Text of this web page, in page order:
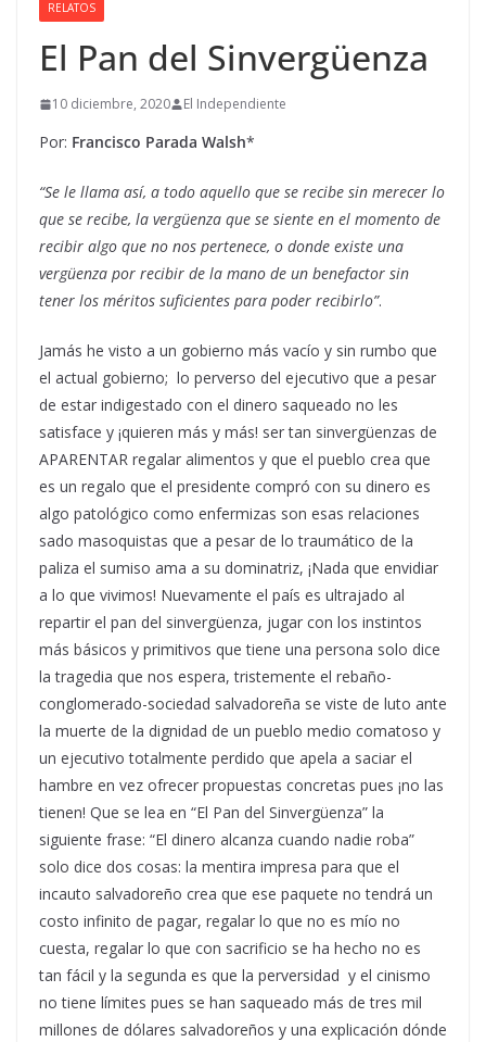
RELATOS
El Pan del Sinvergüenza
10 diciembre, 2020 El Independiente
Por: Francisco Parada Walsh*
“Se le llama así, a todo aquello que se recibe sin merecer lo
que se recibe, la vergüenza que se siente en el momento de
recibir algo que no nos pertenece, o donde existe una
vergüenza por recibir de la mano de un benefactor sin
tener los méritos suficientes para poder recibirlo”.
Jamás he visto a un gobierno más vacío y sin rumbo que
el actual gobierno; lo perverso del ejecutivo que a pesar
de estar indigestado con el dinero saqueado no les
satisface y ¡quieren más y más! ser tan sinvergüenzas de
APARENTAR regalar alimentos y que el pueblo crea que
es un regalo que el presidente compró con su dinero es
algo patológico como enfermizas son esas relaciones
sado masoquistas que a pesar de lo traumático de la
paliza el sumiso ama a su dominatriz, ¡Nada que envidiar
a lo que vivimos! Nuevamente el país es ultrajado al
repartir el pan del sinvergüenza, jugar con los instintos
más básicos y primitivos que tiene una persona solo dice
la tragedia que nos espera, tristemente el rebaño-
conglomerado-sociedad salvadoreña se viste de luto ante
la muerte de la dignidad de un pueblo medio comatoso y
un ejecutivo totalmente perdido que apela a saciar el
hambre en vez ofrecer propuestas concretas pues ¡no las
tienen! Que se lea en “El Pan del Sinvergüenza” la
siguiente frase: “El dinero alcanza cuando nadie roba”
solo dice dos cosas: la mentira impresa para que el
incauto salvadoreño crea que ese paquete no tendrá un
costo infinito de pagar, regalar lo que no es mío no
cuesta, regalar lo que con sacrificio se ha hecho no es
tan fácil y la segunda es que la perversidad y el cinismo
no tiene límites pues se han saqueado más de tres mil
millones de dólares salvadoreños y una explicación dónde